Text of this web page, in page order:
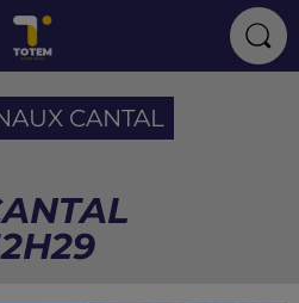
CANTAL